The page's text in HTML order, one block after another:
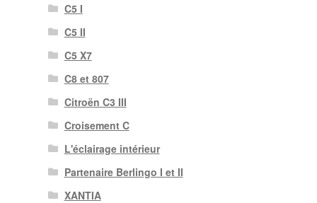
C5 I
C5 II
C5 X7
C8 et 807
Citroën C3 III
Croisement C
L'éclairage intérieur
Partenaire Berlingo I et II
XANTIA